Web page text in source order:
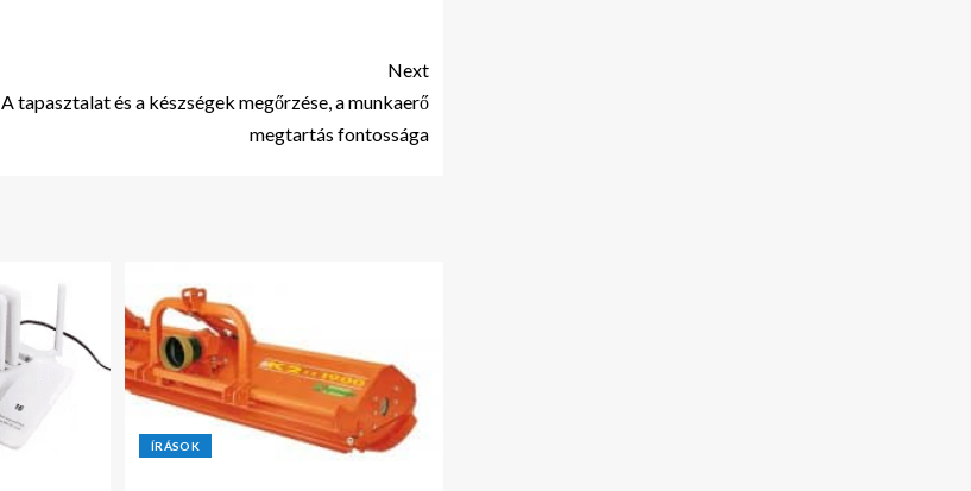
Next
A tapasztalat és a készségek megőrzése, a munkaerő
megtartás fontossága
ÍRÁSOK